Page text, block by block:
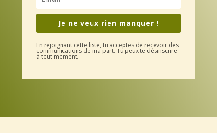
Je ne veux rien manquer !
En rejoignant cette liste, tu acceptes de recevoir des
communications de ma part. Tu peux te désinscrire
à tout moment.